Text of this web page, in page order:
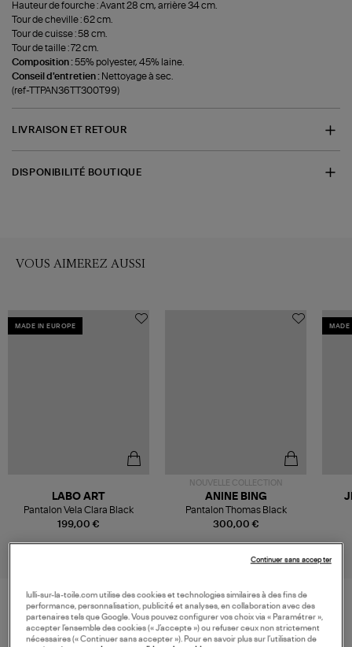
Hauteur de fourche : Avant 28 cm, arrière 34 cm.
Tour de cheville : 62 cm.
Tour de cuisse : 58 cm.
Tour de taille : 72 cm.
Composition :55% polyester, 45% laine.
Conseil d'entretien : Nettoyage à sec.
(ref-TTPAN36TT300T99)
LIVRAISON ET RETOUR
DISPONIBILITÉ BOUTIQUE
VOUS AIMEREZ AUSSI
MADE IN EUROPE
199,00 €
LABO ART
Pantalon Vela Clara Black
NOUVELLE COLLECTION
300,00 €
ANINE BING
Pantalon Thomas Black
MADE
VOS DERNIERS PRODUITS VUS
lulli-sur-la-toile.com utilise des cookies et technologies similaires à des fins de
performance, personnalisation, publicité et analyses, en collaboration avec des
partenaires tels que Google. Vous pouvez configurer vos choix via « Paramétrer »,
accepter l’ensemble des cookies (« J’accepte ») ou refuser ceux non strictement
nécessaires (« Continuer sans accepter »). Pour en savoir plus sur l’utilisation de
Continuer sans accepter